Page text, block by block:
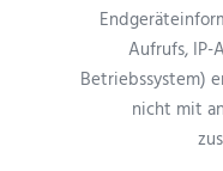
Aufrufs, IP-
Betriebssystem)
nicht mit